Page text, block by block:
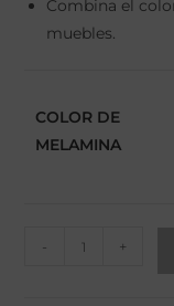
Combina el
muebles.
COLOR DE
MELAMINA
- +